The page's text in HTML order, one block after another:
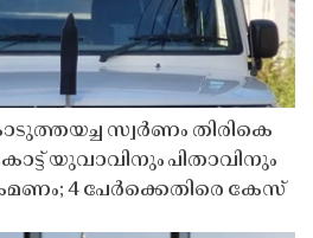
സ്വർണം തിരികെ
യുവാവിനും പിതാവിനും
4 പേർക്കെതിരെ കേസ്